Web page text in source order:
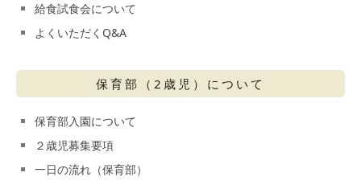
給食試食会について
よくいただくQ&A
保育部（2歳児）について
保育部入園について
２歳児募集要項
一日の流れ（保育部）